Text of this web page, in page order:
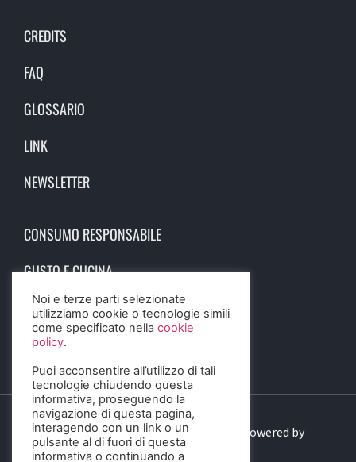
CREDITS
FAQ
GLOSSARIO
LINK
NEWSLETTER
CONSUMO RESPONSABILE
GUSTO E CUCINA
SCIENZA E SALUTE
STORIA E CULTURA
© 2023 Birra Informa. All Rights Reserved. Powered by
DIGITALSENSE
Noi e terze parti selezionate
utilizziamo cookie o tecnologie simili
come specificato nella cookie
policy.
Puoi acconsentire all’utilizzo di tali
tecnologie chiudendo questa
informativa, proseguendo la
navigazione di questa pagina,
interagendo con un link o un
pulsante al di fuori di questa
informativa o continuando a